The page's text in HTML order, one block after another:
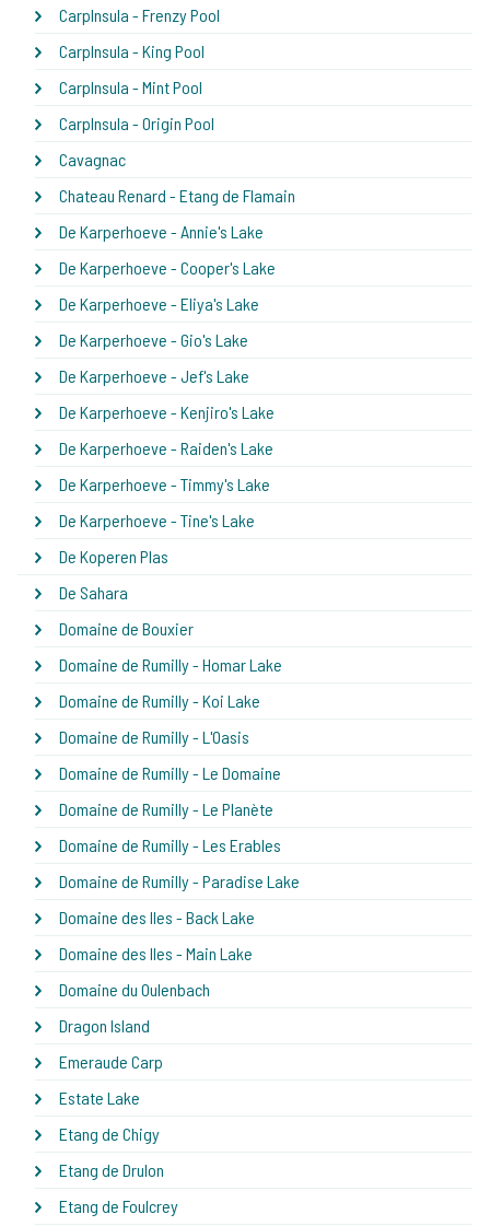
CarpInsula - Frenzy Pool
CarpInsula - King Pool
CarpInsula - Mint Pool
CarpInsula - Origin Pool
Cavagnac
Chateau Renard - Etang de Flamain
De Karperhoeve - Annie's Lake
De Karperhoeve - Cooper's Lake
De Karperhoeve - Eliya's Lake
De Karperhoeve - Gio's Lake
De Karperhoeve - Jef's Lake
De Karperhoeve - Kenjiro's Lake
De Karperhoeve - Raiden's Lake
De Karperhoeve - Timmy's Lake
De Karperhoeve - Tine's Lake
De Koperen Plas
De Sahara
Domaine de Bouxier
Domaine de Rumilly - Homar Lake
Domaine de Rumilly - Koi Lake
Domaine de Rumilly - L'Oasis
Domaine de Rumilly - Le Domaine
Domaine de Rumilly - Le Planète
Domaine de Rumilly - Les Erables
Domaine de Rumilly - Paradise Lake
Domaine des Iles - Back Lake
Domaine des Iles - Main Lake
Domaine du Oulenbach
Dragon Island
Emeraude Carp
Estate Lake
Etang de Chigy
Etang de Drulon
Etang de Foulcrey